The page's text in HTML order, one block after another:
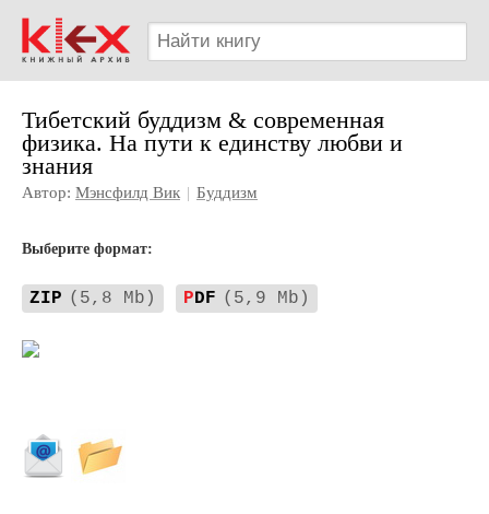
Тибетский буддизм & современная
физика. На пути к единству любви и
знания
Автор: Мэнсфилд Вик | Буддизм
Выберите формат:
ZIP (5,8 Mb) PDF (5,9 Mb)